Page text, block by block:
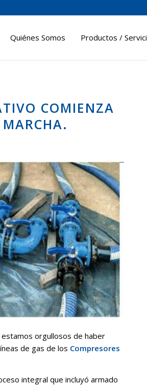
Quiénes Somos Productos /
COMIENZA
estamos orgullosos de haber
de gas de los Compresores
integral que incluyó armado